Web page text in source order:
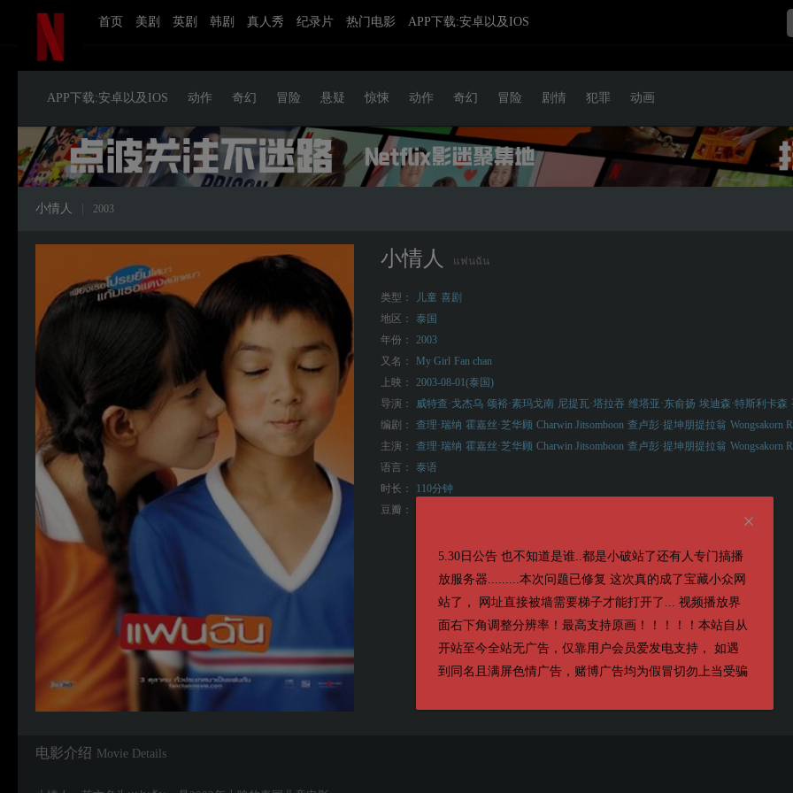
首页 美剧 英剧 韩剧 真人秀 纪录片 热门电影 APP下载:安卓以及IOS
5.30日公告 也不知道是谁..都是小破站了还有人专门搞播
放服务器.........本次问题已修复 这次真的成了宝藏小众网
站了， 网址直接被墙需要梯子才能打开了... 视频播放界
面右下角调整分辨率！最高支持原画！！！！！本站自从
开站至今全站无广告，仅靠用户会员爱发电支持， 如遇
到同名且满屏色情广告，赌博广告均为假冒切勿上当受骗
APP下载:安卓以及IOS 动作 奇幻 冒险 悬疑 惊悚 动作 奇幻 冒险 剧情 犯罪 动画
小情人 2003
小情人 แฟนฉัน
类型： 儿童 喜剧
地区：
泰国
年份：
2003
又名：
My Girl Fan chan
上映：
2003-08-01(泰国)
导演：
威特查·戈杰乌 颂裕·素玛戈南 尼提瓦·塔拉吞 维塔亚·东俞扬 埃迪森·特斯利卡森
编剧：
查理·瑞纳 霍嘉丝·芝华顾 Charwin Jitsomboon 查卢彭·提坤朋提拉翁 Wongsakorn
主演：
查理·瑞纳 霍嘉丝·芝华顾 Charwin Jitsomboon 查卢彭·提坤朋提拉翁 Wongsakorn
语言：
泰语
时长：
110分钟
豆瓣：
电影介绍 Movie Details